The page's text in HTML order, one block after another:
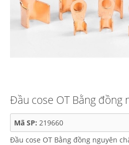
Đầu cose OT Bằng đồng
Mã SP: 219660
Đầu cose OT Bằng đồng nguyên